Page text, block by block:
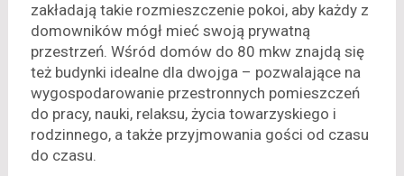
zakładają takie rozmieszczenie pokoi, aby każdy z
domowników mógł mieć swoją prywatną
przestrzeń. Wśród domów do 80 mkw znajdą się
też budynki idealne dla dwojga – pozwalające na
wygospodarowanie przestronnych pomieszczeń
do pracy, nauki, relaksu, życia towarzyskiego i
rodzinnego, a także przyjmowania gości od czasu
do czasu.